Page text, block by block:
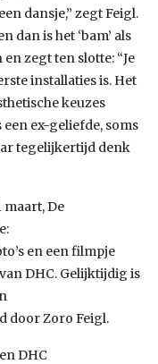
dansje,” zegt Feigl.
dan is het ‘bam’ als
zegt ten slotte: “Je
installaties is. Het
keuzes
een ex-geliefde, soms
tegelijkertijd denk
maart, De
en een filmpje
DHC. Gelijktijdig is
door Zoro Feigl.
DHC